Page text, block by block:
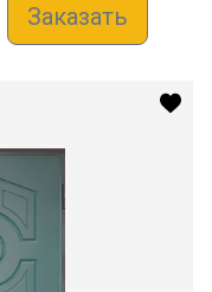
Заказать